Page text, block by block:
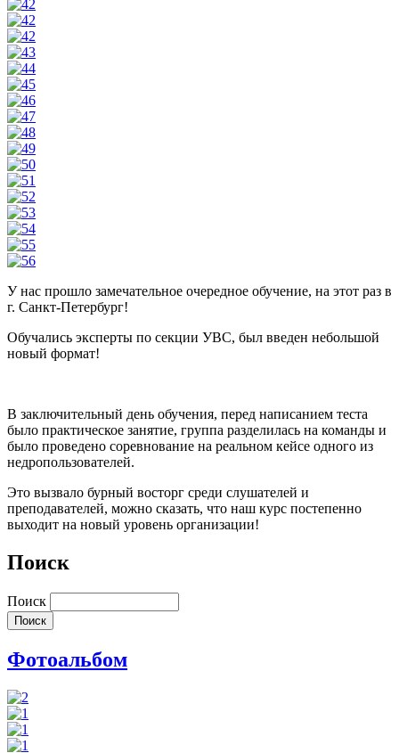
У нас прошло замечательное очередное обучение, на этот раз в
г. Санкт-Петербург!
Обучались эксперты по секции УВС, был введен небольшой
новый формат!
В заключительный день обучения, перед написанием теста
было практическое занятие, группа разделилась на команды и
было проведено соревнование на реальном кейсе одного из
недропользователей.
Это вызвало бурный восторг среди слушателей и
преподавателей, можно сказать, что наш курс постепенно
выходит на новый уровень организации!
Поиск
Поиск
Фотоальбом